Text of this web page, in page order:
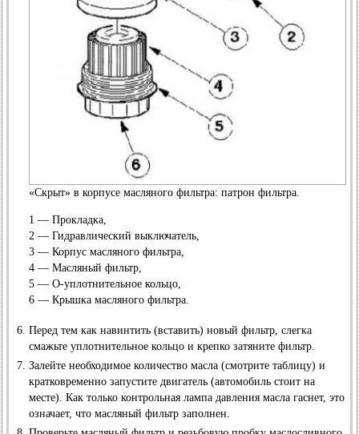
«Скрыт» в корпусе масляного фильтра: патрон фильтра.
1 — Прокладка,
2 — Гидравлический выключатель,
3 — Корпус масляного фильтра,
4 — Масляный фильтр,
5 — О-уплотнительное кольцо,
6 — Крышка масляного фильтра.
Перед тем как навинтить (вставить) новый фильтр, слегка
смажьте уплотнительное кольцо и крепко затяните фильтр.
Залейте необходимое количество масла (смотрите таблицу) и
кратковременно запустите двигатель (автомобиль стоит на
месте). Как только контрольная лампа давления масла гаснет, это
означает, что масляный фильтр заполнен.